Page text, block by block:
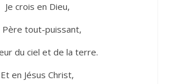
Je crois en Dieu,
Père tout-puissant,
du ciel et de la terre.
Et en Jésus Christ,